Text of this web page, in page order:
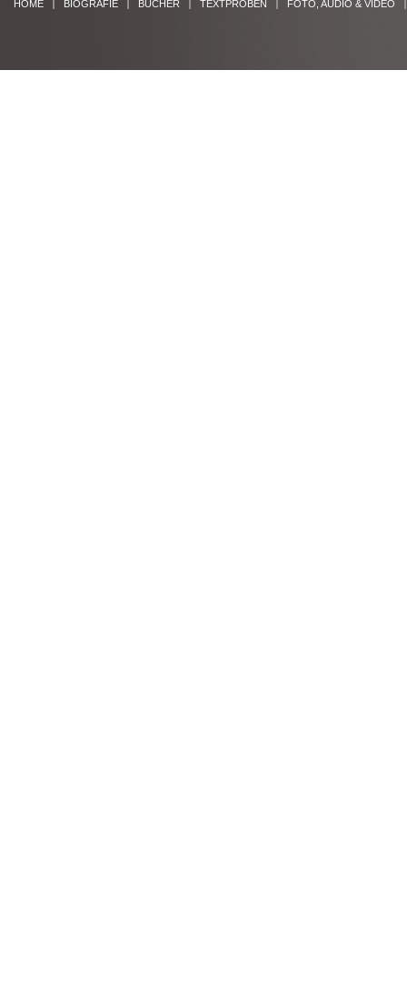
HOME BIOGRAFIE BÜCHER TEXTPROBEN FOTO, AUDIO & VIDEO